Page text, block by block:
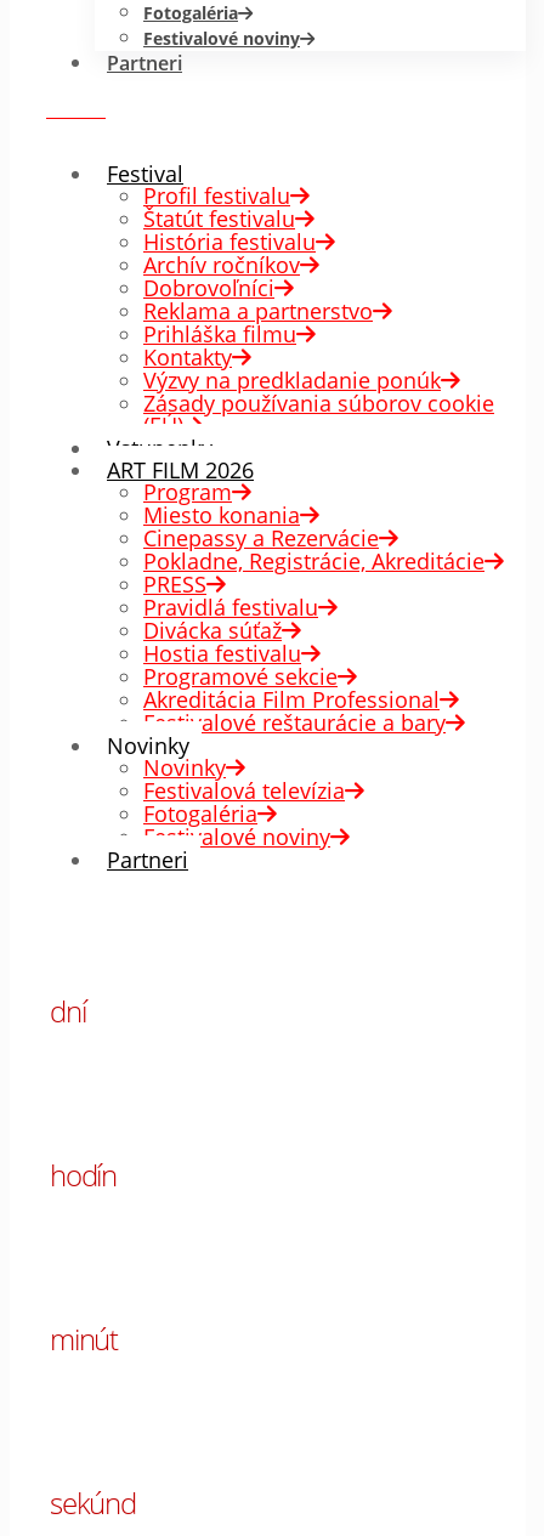
Fotogaléria
Festivalové noviny
Partneri
Festival
Profil festivalu
Štatút festivalu
História festivalu
Archív ročníkov
Dobrovoľníci
Reklama a partnerstvo
Prihláška filmu
Kontakty
Výzvy na predkladanie ponúk
Zásady používania súborov cookie
(EÚ)
Vstupenky
ART FILM 2026
Program
Miesto konania
Cinepassy a Rezervácie
Pokladne, Registrácie, Akreditácie
PRESS
Pravidlá festivalu
Divácka súťaž
Hostia festivalu
Programové sekcie
Akreditácia Film Professional
Festivalové reštaurácie a bary
Novinky
Novinky
Festivalová televízia
Fotogaléria
Festivalové noviny
Partneri
dní
hodín
minút
sekúnd